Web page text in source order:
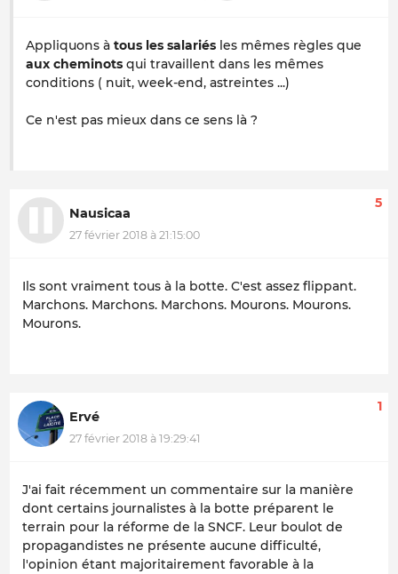
Appliquons à tous les salariés les mêmes règles que
aux cheminots qui travaillent dans les mêmes
conditions ( nuit, week-end, astreintes ...)
Ce n'est pas mieux dans ce sens là ?
Nausicaa
27 février 2018 à 21:15:00
5
Ils sont vraiment tous à la botte. C'est assez flippant.
Marchons. Marchons. Marchons. Mourons. Mourons.
Mourons.
Ervé
27 février 2018 à 19:29:41
1
J'ai fait récemment un commentaire sur la manière
dont certains journalistes à la botte préparent le
terrain pour la réforme de la SNCF. Leur boulot de
propagandistes ne présente aucune difficulté,
l'opinion étant majoritairement favorable à la